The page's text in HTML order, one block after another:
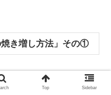
焼き増し方法」その①
Top Sidebar